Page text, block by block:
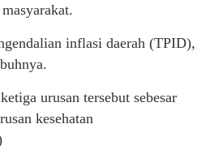
inflasi daerah (TPID),
urusan tersebut sebesar
kesehatan